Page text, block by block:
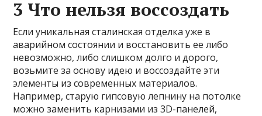
3 Что нельзя воссоздать
Если уникальная сталинская отделка уже в
аварийном состоянии и восстановить ее либо
невозможно, либо слишком долго и дорого,
возьмите за основу идею и воссоздайте эти
элементы из современных материалов.
Например, старую гипсовую лепнину на потолке
можно заменить карнизами из 3D-панелей,